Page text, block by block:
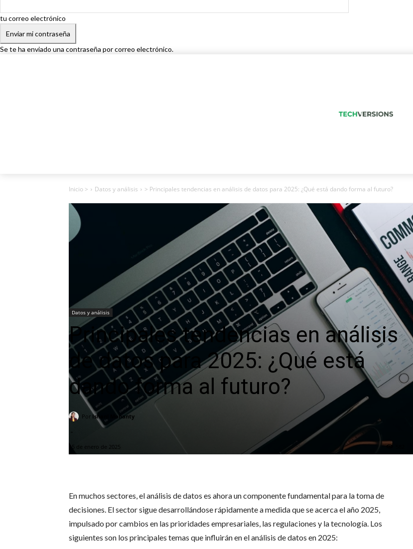
tu correo electrónico
Se te ha enviado una contraseña por correo electrónico.
Inicio > Datos y análisis > Principales tendencias en análisis de datos para 2025: ¿Qué está dando forma al futuro?
Datos y análisis
Principales tendencias en análisis
de datos para 2025: ¿Qué está
dando forma al futuro?
Por Ishani Mohanty
-
15 de enero de 2025
En muchos sectores, el análisis de datos es ahora un componente fundamental para la toma de
decisiones. El sector sigue desarrollándose rápidamente a medida que se acerca el año 2025,
impulsado por cambios en las prioridades empresariales, las regulaciones y la tecnología. Los
siguientes son los principales temas que influirán en el análisis de datos en 2025: